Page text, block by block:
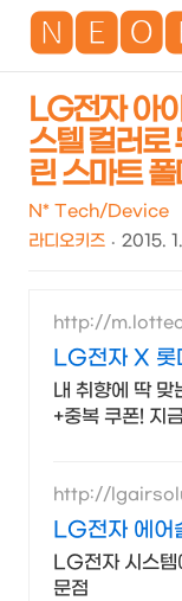
LG전자 아
스텔 컬러로
린 스마트 폴
N* Tech/Device
라디오키즈
2015.
http://
LG전자 X 롯
대 5천원 혜
내 취향에 딱 맞
+중복 쿠폰! 지
http://
LG전자 에어
LG전자 시스템
문점